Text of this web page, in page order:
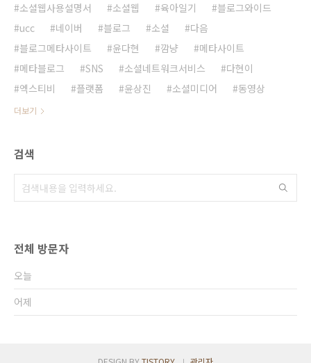
소셜웹사용설명서
소셜웹 육아일기
블로그와이드
ucc
네이버 블로그 소셜
다음
블로그메타사이트
윤다현 깜냥
메타사이트
메타블로그
SNS 소셜네트워크서비스
다현이
엑스티비
플랫폼 윤상진 소셜미디어 동영상
더보기
검색
전체 방문자
오늘
어제